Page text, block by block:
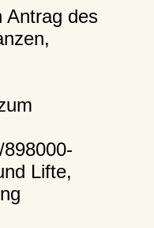
Antrag des
Lifte,